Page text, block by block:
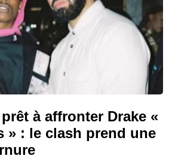
à affronter Drake «
» : le clash prend une